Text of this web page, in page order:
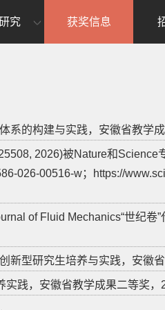
究 获奖信息
系的构建与实践，安徽省教学
2026)被Nature和Science
026-00516-w；https://
of Fluid Mechanics“世纪
新型研究生培养与实践，安徽
实践，安徽省教学成果二等奖，